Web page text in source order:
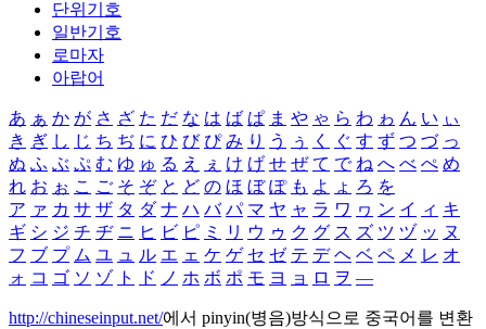
단위기호
일반기호
로마자
아랍어
あ ぁ か が さ ざ た だ な は ば ぱ ま や ゃ ら わ ゎ ん い ぃ
き ぎ し じ ち ぢ に ひ び ぴ み り う ぅ く ぐ す ず つ づ っ
ぬ ふ ぶ ぷ む ゆ ゅ る え ぇ け げ せ ぜ て で ね へ べ ぺ め
れ お ぉ こ ご そ ぞ と ど の ほ ぼ ぽ も よ ょ ろ を
ア ァ カ サ ザ タ ダ ナ ハ バ パ マ ヤ ャ ラ ワ ヮ ン イ ィ キ
ギ シ ジ チ ヂ ニ ヒ ビ ピ ミ リ ウ ゥ ク グ ス ズ ツ ヅ ッ ヌ
フ ブ プ ム ユ ュ ル エ ェ ケ ゲ セ ゼ テ デ ヘ ベ ペ メ レ オ
ォ コ ゴ ソ ゾ ト ド ノ ホ ボ ポ モ ヨ ョ ロ ヲ ―
http://chineseinput.net/에서 pinyin(병음)방식으로 중국어를 변환